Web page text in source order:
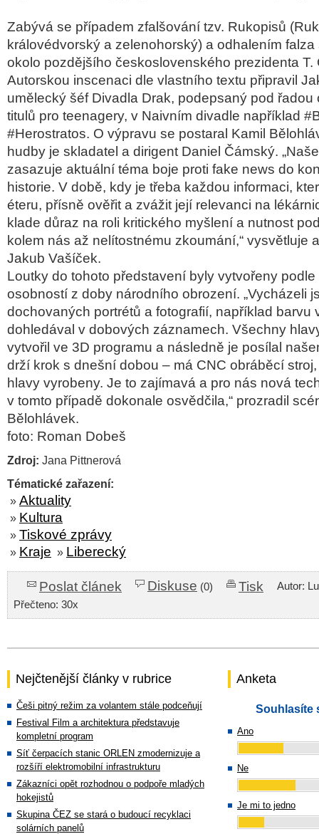
Zabývá se případem zfalšování tzv. Rukopisů
královédvorský a zelenohorský) a odhalením
okolo pozdějšího československého prezidenta T.
Autorskou inscenaci dle vlastního textu připravil
umělecký šéf Divadla Drak, podepsaný pod řadou
titulů pro teenagery, v Naivním divadle například
#Herostratos. O výpravu se postaral Kamil
hudby je skladatel a dirigent Daniel Čámský.
zasazuje aktuální téma boje proti fake news do
historie. V době, kdy je třeba každou informaci,
éteru, přísně ověřit a zvážit její relevanci na
klade důraz na roli kritického myšlení a nutnost
kolem nás až nelítostnému zkoumání,“ vysvětluje
Jakub Vašíček.
Loutky do tohoto představení byly vytvořeny
osobností z doby národního obrození. „Vycházeli
dochovaných portrétů a fotografií, například barvu
dohledával v dobových záznamech. Všechny
vytvořil ve 3D programu a následně je posílal
drží krok s dnešní dobou – má CNC obráběcí
hlavy vyrobeny. Je to zajímavá a pro nás nová
v tomto případě dokonale osvědčila,“ prozradil
Bělohlávek.
foto: Roman Dobeš
Zdroj: Jana Pittnerová
Tématické zařazení:
» Aktuality
» Kultura
» Tiskové zprávy
» Kraje » Liberecký
Poslat článek Diskuse (0) Tisk
Autor:
Přečteno: 30x
Nejčtenější články v rubrice
Češi pitný režim za volantem stále podceňují
Festival Film a architektura představuje
kompletní program
Síť čerpacích stanic ORLEN zmodernizuje a
rozšíří elektromobilní infrastrukturu
Zákazníci opět rozhodnou o podpoře mladých
hokejistů
Skupina ČEZ se stará o budoucí recyklaci
solárních panelů
Anketa
Souhlasíte
Ano
Ne
Je mi to jedno